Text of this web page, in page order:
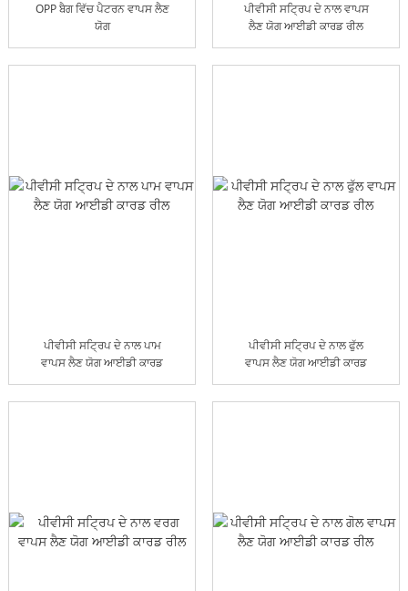
OPP ਬੈਗ ਵਿੱਚ ਪੈਟਰਨ ਵਾਪਸ ਲੈਣ
ਯੋਗ
ਪੀਵੀਸੀ ਸਟ੍ਰਿਪ ਦੇ ਨਾਲ ਵਾਪਸ
ਲੈਣ ਯੋਗ ਆਈਡੀ ਕਾਰਡ ਰੀਲ
ਪੀਵੀਸੀ ਸਟ੍ਰਿਪ ਦੇ ਨਾਲ ਪਾਮ
ਵਾਪਸ ਲੈਣ ਯੋਗ ਆਈਡੀ ਕਾਰਡ
ਪੀਵੀਸੀ ਸਟ੍ਰਿਪ ਦੇ ਨਾਲ ਫੁੱਲ
ਵਾਪਸ ਲੈਣ ਯੋਗ ਆਈਡੀ ਕਾਰਡ